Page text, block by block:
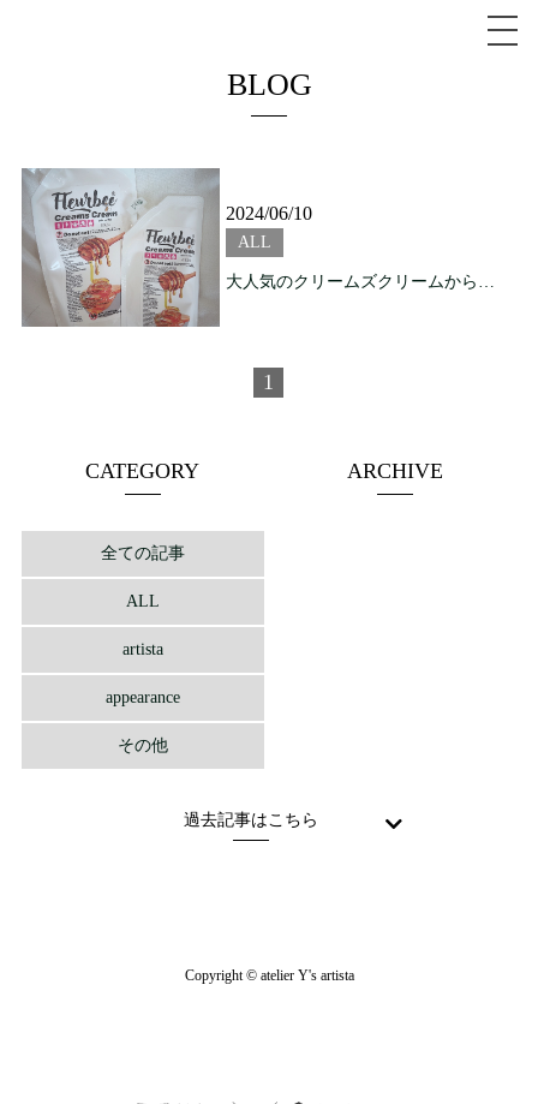
BLOG
2024/06/10
ALL
大人気のクリームズクリームから新たな香りが新登場しました！
1
CATEGORY
全ての記事
ALL
artista
appearance
その他
ARCHIVE
過去記事はこちら
Copyright © atelier Y's artista